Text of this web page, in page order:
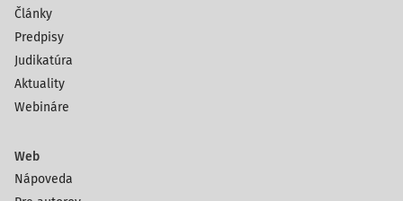
Články
Predpisy
Judikatúra
Aktuality
Webináre
Web
Nápoveda